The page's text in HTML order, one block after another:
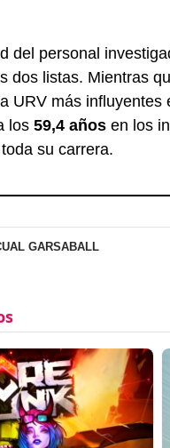
del personal
dos listas. Mientras
URV más influyentes
los 59,4 años en los
su carrera.
GARSABALL